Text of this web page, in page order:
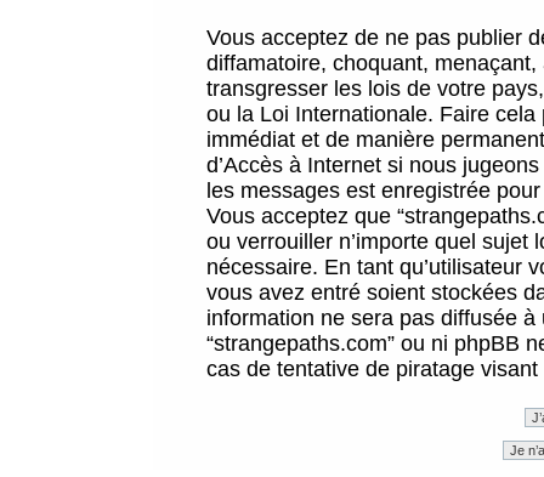
Vous acceptez de ne pas publier
diffamatoire, choquant,
transgresser les lois de votre
ou la Loi Internationale. Faire
immédiat et de manière
d’Accès à Internet si nous
les messages est enregistrée
Vous acceptez que
ou verrouiller n’importe quel sujet
nécessaire. En tant qu’utilisateur
vous avez entré soient stockées
information ne sera pas diffusée
“strangepaths.com” ou ni phpBB
cas de tentative de piratage